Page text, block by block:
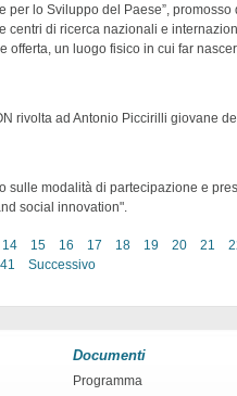
lo Sviluppo del Paese”, promosso
di ricerca nazionali e
un luogo fisico in cui far
rivolta ad Antonio Piccirilli giovane
modalità di partecipazione e
social innovation".
14 15 16 17 18 19 20 21
41 Successivo
Documenti
Programma